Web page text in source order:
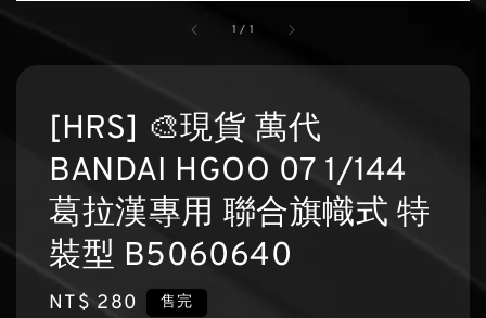
1 / 1
[HRS] 🎨現貨 萬代
BANDAI HGOO 07 1/144
葛拉漢專用 聯合旗幟式 特
裝型 B5060640
Regular
NT$ 280 售完